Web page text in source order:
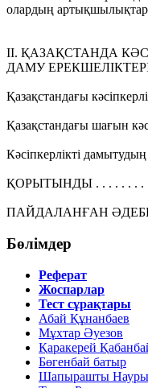
олардың
II. ҚАЗАҚСТАНДА
ДАМУ
Қазақстандағы
Қазақстандағы шағын
Кәсіпкерлікті
ҚОРЫТЫНДЫ . . . . . . . . . .
ПАЙДАЛАНҒАН
Бөлімдер
Реферат
Жоспарлар
Тест сұрақтары
Абай Құнанбаев
Мұхтар Әуезов
Қаракерей
Бөгенбай батыр
Шапырашты